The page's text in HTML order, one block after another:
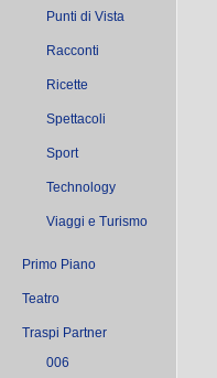
Punti di Vista
Racconti
Ricette
Spettacoli
Sport
Technology
Viaggi e Turismo
Primo Piano
Teatro
Traspi Partner
006